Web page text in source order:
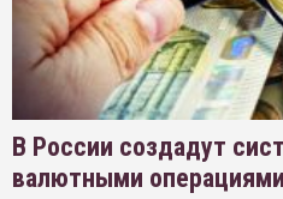
В России создадут
валютными операциями